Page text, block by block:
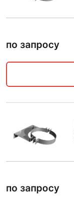
по запросу
по запросу